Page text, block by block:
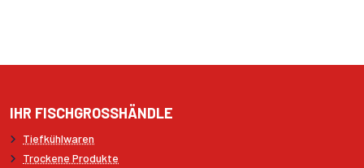
IHR FISCHGROSSHÄNDLE
Tiefkühlwaren
Trockene Produkte